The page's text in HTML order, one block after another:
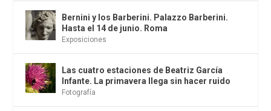
Bernini y los Barberini. Palazzo Barberini.
Hasta el 14 de junio. Roma
Exposiciones
Las cuatro estaciones de Beatriz García
Infante. La primavera llega sin hacer ruido
Fotografía